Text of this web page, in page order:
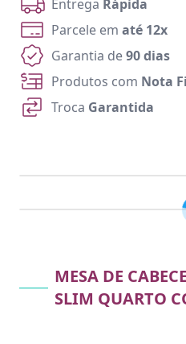
Entrega Rápida
Parcele em até 12x
Garantia de90 dias
Produtos com Nota
Troca Garantida
MESA DE
SLIM QUARTO